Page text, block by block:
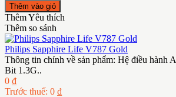
Thêm Yêu thích
Thêm so sánh
Philips Sapphire Life V787 Gold
Thông tin chính về sản phẩm: Hệ điều hành
Bit 1.3G..
0 ₫
Trước thuế: 0 ₫